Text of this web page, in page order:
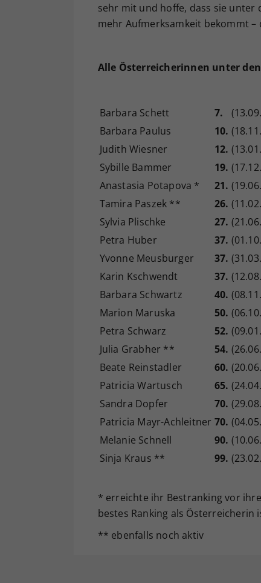
sehr mit und hoffe, dass sie unter
mehr Aufmerksamkeit bekommt –
Alle Österreicherinnen unter
Barbara Schett 7.
Barbara Paulus
10.
Judith Wiesner
12.
Sybille Bammer
19.
Anastasia Potapova *
21.
Tamira Paszek **
26.
Sylvia Plischke
27.
Petra Huber
37.
Yvonne Meusburger
37.
Karin Kschwendt
37.
Barbara Schwartz
40.
Marion Maruska
50.
Petra Schwarz
52.
Julia Grabher **
54.
Beate Reinstadler
60.
Patricia Wartusch
65.
Sandra Dopfer
70.
Patricia Mayr-Achleitner 70.
Melanie Schnell
90.
Sinja Kraus **
99.
* erreichte ihr Bestranking vor
bestes Ranking als Österreicherin
** ebenfalls noch aktiv